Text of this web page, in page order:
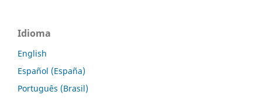
Idioma
English
Español (España)
Português (Brasil)